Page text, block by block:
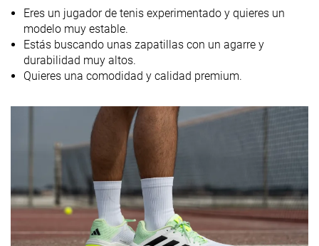
laboratorio
Lightweight ✗ ✗ ✓
laboratorio
11.3 mm
Media Media Media
Anchura de la
delantera
Media
Tallan un poquito
pequeño
Tallan un poquito
pequeño
Tallan un
pequeño
Eres un jugador de tenis experimentado y quieres un
modelo muy estable.
Estás buscando unas zapatillas con un agarre y
durabilidad muy altos.
Quieres una comodidad y calidad premium.